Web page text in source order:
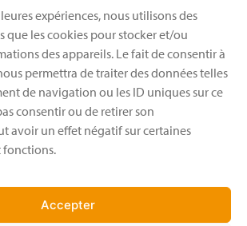
expériences, nous utilisons des
que les cookies pour stocker et/ou
des appareils. Le fait de consentir à
permettra de traiter des données telles
de navigation ou les ID uniques sur ce
consentir ou de retirer son
avoir un effet négatif sur certaines
fonctions.
Accepter
Menu
EAG 38
Boutique
Calendrier
Actualités
Nos évènements
A propos
Qui sommes-nous ?